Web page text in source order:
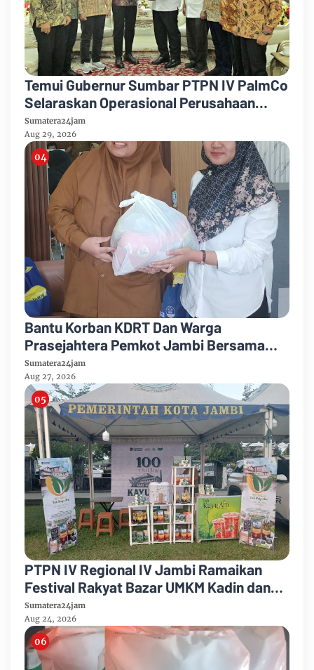
Temui Gubernur Sumbar PTPN IV PalmCo
Selaraskan Operasional Perusahaan
Dengan Pembangunan Daerah
Sumatera24jam
Aug 29, 2026
Bantu Korban KDRT Dan Warga
Prasejahtera Pemkot Jambi Bersama
PTPN IV Regional IV Salurkan Paket
Sembako
Sumatera24jam
Aug 27, 2026
PTPN IV Regional IV Jambi Ramaikan
Festival Rakyat Bazar UMKM Kadin dan
Korem 042/Garuda Putih
Sumatera24jam
Aug 24, 2026